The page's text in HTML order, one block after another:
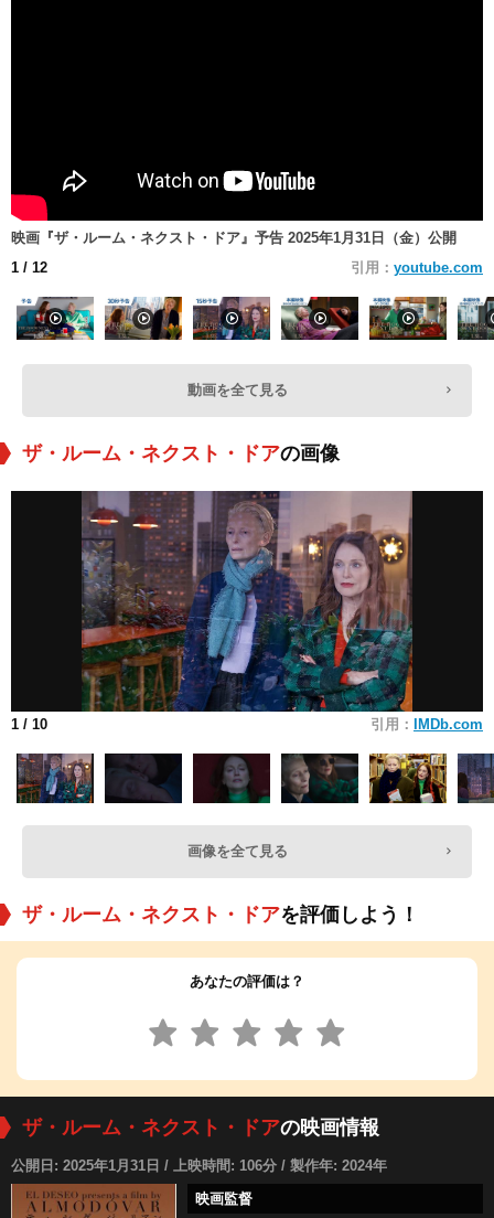
映画『ザ・ルーム・ネクスト・ドア』予告 2025年1月31日（金）公開
1 / 12 引用： youtube.com
動画を全て見る
ザ・ルーム・ネクスト・ドアの画像
1 / 10 引用： IMDb.com
画像を全て見る
ザ・ルーム・ネクスト・ドアを評価しよう！
あなたの評価は？
ザ・ルーム・ネクスト・ドアの映画情報
公開日: 2025年1月31日 / 上映時間: 106分 / 製作年: 2024年
映画監督